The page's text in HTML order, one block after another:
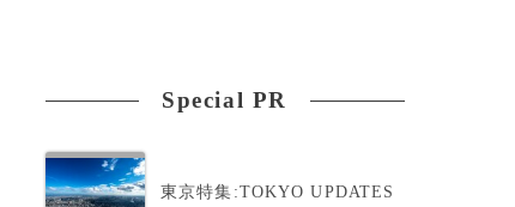
Special PR
東京特集:TOKYO UPDATES